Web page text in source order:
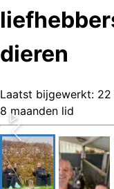
dieren
Laatst bijgewerkt: 22
8 maanden lid